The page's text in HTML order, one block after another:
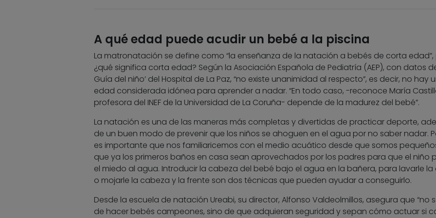
A qué edad puede acudir un bebé a la piscina
La matronatación se define como “la enseñanza de la natación a bebés de corta edad”,
¿qué significa corta edad? Según la Asociación Española de Pediatría (AEP), con datos de
Guía del niño’ del Hospital de La Paz, “no existe unanimidad al respecto”, es decir, no hay
edad considerada idónea para aprender a nadar. “En todo caso, -reconoce María
profesora del INEF de la Universidad de La Coruña- depende de la madurez del bebé”.
La natación es una de las maneras más completas y divertidas de practicar deporte,
de un buen modo de prevenir que los niños se ahoguen en el agua por no saber nadar.
es importante que nos familiaricemos con el medio acuático desde que somos
que ya los primeros baños en casa sean aprovechados por los padres para que el niño
el miedo al agua. Introducir la cabeza del bebé bajo el agua en la bañera, para lavarle la
o mojarle la cabeza y la frente son dos técnicas que pueden ayudar a conseguirlo.
Desde la escuela de natación Ureabi, su director, Alfonso Valdeolmillos, asegura que “no
de hacer bebés campeones, sino de que adquieran seguridad y sepan cómo actuar si